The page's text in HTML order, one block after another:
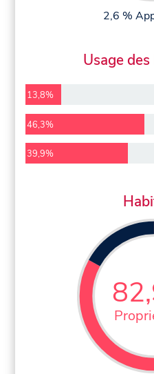
2,6 %
Usage
13,8%
46,3%
39,9%